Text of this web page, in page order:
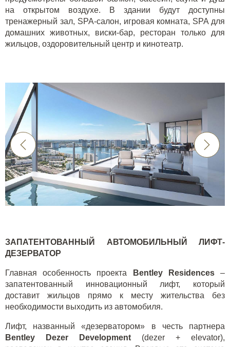
на открытом воздухе. В здании будут доступны
тренажерный зал, SPA-салон, игровая комната, SPA для
домашних животных, виски-бар, ресторан только для
жильцов, оздоровительный центр и кинотеатр.
ЗАПАТЕНТОВАННЫЙ АВТОМОБИЛЬНЫЙ ЛИФТ-
ДЕЗЕРВАТОР
Главная особенность проекта Bentley Residences–
запатентованный инновационный лифт, который
доставит жильцов прямо к месту жительства без
необходимости выходить из автомобиля.
Лифт, названный «дезерватором» в честь партнера
Bentley Dezer Development (dezer + elevator),